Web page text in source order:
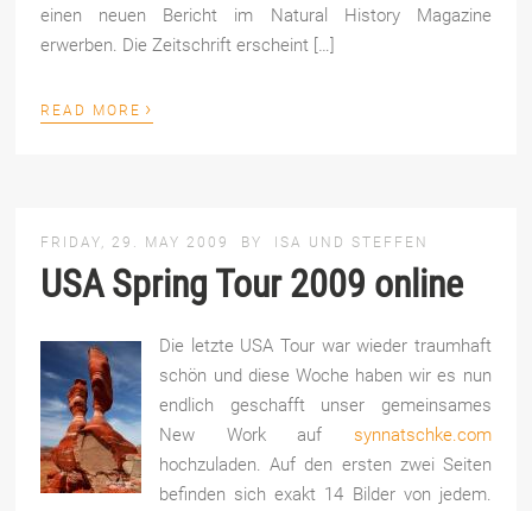
einen neuen Bericht im Natural History Magazine
erwerben. Die Zeitschrift erscheint […]
READ MORE ›
FRIDAY, 29. MAY 2009 BY ISA UND STEFFEN
USA Spring Tour 2009 online
Die letzte USA Tour war wieder traumhaft
schön und diese Woche haben wir es nun
endlich geschafft unser gemeinsames
New Work auf synnatschke.com
hochzuladen. Auf den ersten zwei Seiten
befinden sich exakt 14 Bilder von jedem.